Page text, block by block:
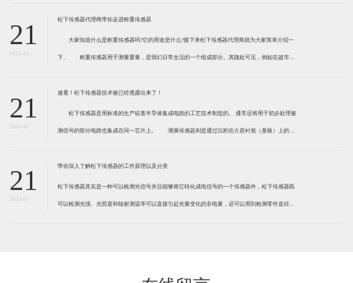
21
2021-01
松下传感器代理商带你走进称重传感器
大家知道什么是称重传感器吗?它的用途是什么?接下来松下传感器代理商就为大家简单介绍一
下。 称重传感器用于测量重量，是我们日常生活的一个组成部分。其随处可见，例如在超市柜
带有应变片的弹性体组成。弹性体通常由钢
21
2021-01
速看！松下传感器技术被已经透露出来了！
松下传感器是用标准的生产硅基半导体集成电路的工艺技术制造的。 通常还将用于初步处理被
测信号的部分电路也集成在同一芯片上。 薄膜传感器则是通过沉积在介质衬底（基板）上的，
器是利用相应材料的浆料，涂覆在陶瓷基片上
21
2021-01
带你深入了解松下传感器的工作原理以及分类
松下传感器其实是一种可以检测光信号并且能够将它转化成电信号的一个传感器件，松下传感器既
可以检测光强、光照度和辐射测温等可以直接引起光量变化的非电量，还可以用到检测零件直径、